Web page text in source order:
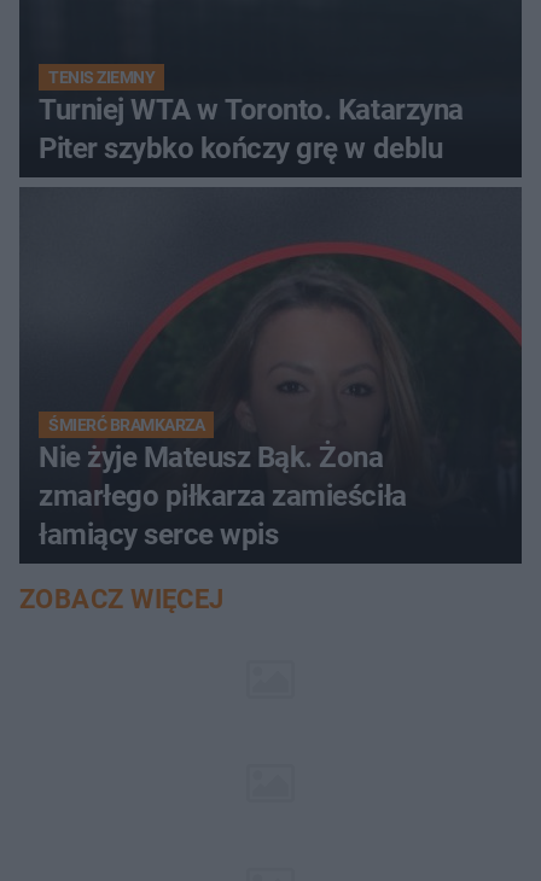
TENIS ZIEMNY
Turniej WTA w Toronto. Katarzyna
Piter szybko kończy grę w deblu
ŚMIERĆ BRAMKARZA
Nie żyje Mateusz Bąk. Żona
zmarłego piłkarza zamieściła
łamiący serce wpis
ZOBACZ WIĘCEJ